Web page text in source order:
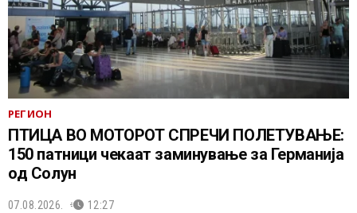
РЕГИОН
ПТИЦА ВО МОТОРОТ СПРЕЧИ ПОЛЕТУВАЊЕ:
150 патници чекаат заминување за Германија
од Солун
07.08.2026. 12:27